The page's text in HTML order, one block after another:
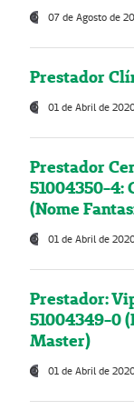
07 de Agosto de
Prestador
01 de Abril de
Prestador
51004350-4:
(Nome
01 de Abril de
Prestador:
51004349-0
Master)
01 de Abril de